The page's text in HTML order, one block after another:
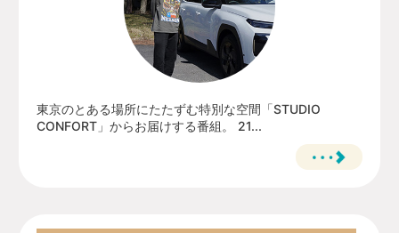
東京のとある場所にたたずむ特別な空間「STUDIO
CONFORT」からお届けする番組。 21...